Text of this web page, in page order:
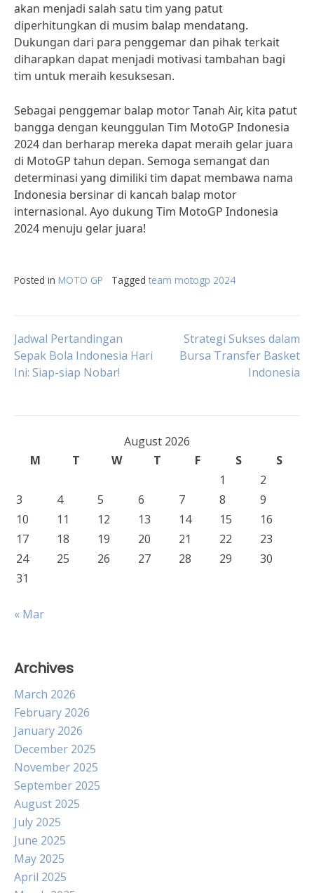
akan menjadi salah satu tim yang patut
diperhitungkan di musim balap mendatang.
Dukungan dari para penggemar dan pihak terkait
diharapkan dapat menjadi motivasi tambahan bagi
tim untuk meraih kesuksesan.
Sebagai penggemar balap motor Tanah Air, kita patut
bangga dengan keunggulan Tim MotoGP Indonesia
2024 dan berharap mereka dapat meraih gelar juara
di MotoGP tahun depan. Semoga semangat dan
determinasi yang dimiliki tim dapat membawa nama
Indonesia bersinar di kancah balap motor
internasional. Ayo dukung Tim MotoGP Indonesia
2024 menuju gelar juara!
Posted in MOTO GP Tagged team motogp 2024
Post
navigation
Jadwal Pertandingan
Sepak Bola Indonesia Hari
Ini: Siap-siap Nobar!
Strategi Sukses dalam
Bursa Transfer Basket
Indonesia
August 2026
M
T W T F S
S
1
2
3
4 5 6 7 8
9
10
11 12 13 14 15
16
17
18 19 20 21 22
23
24
25 26 27 28 29
30
31
« Mar
Archives
March 2026
February 2026
January 2026
December 2025
November 2025
September 2025
August 2025
July 2025
June 2025
May 2025
April 2025